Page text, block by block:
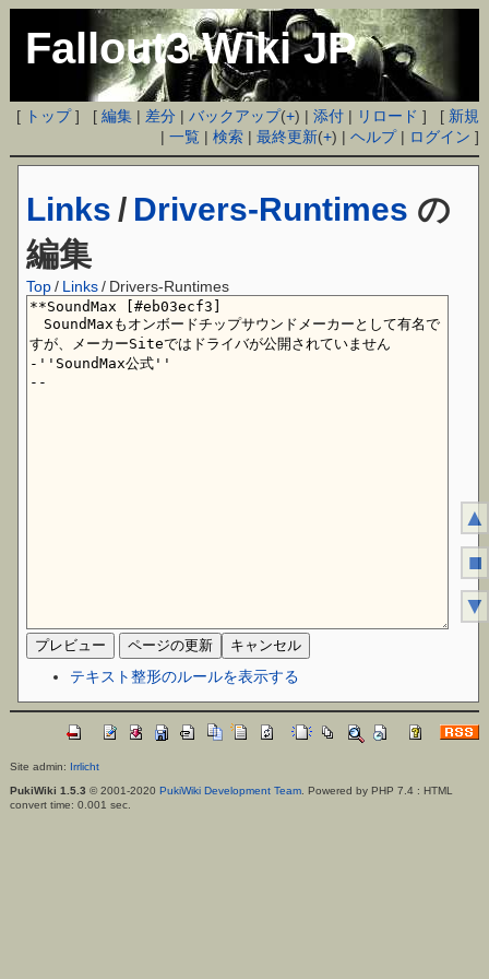
Fallout3 Wiki JP
[ トップ] [編集 | 差分 |バックアップ(+) |添付 | リロード ] [ 新規
|一覧 |検索 |最終更新(+) |ヘルプ| ログイン ]
Links / Drivers-Runtimes の
編集
Top / Links/ Drivers-Runtimes
テキスト整形のルールを表示する
Site admin: Irrlicht
PukiWiki 1.5.3 © 2001-2020 PukiWiki Development Team. Powered by PHP 7.4 : HTML
convert time: 0.001 sec.
▲
■
▼